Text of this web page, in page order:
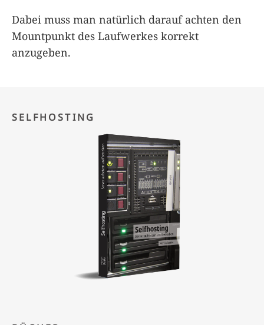
Dabei muss man natürlich darauf achten den
Mountpunkt des Laufwerkes korrekt
anzugeben.
SELFHOSTING